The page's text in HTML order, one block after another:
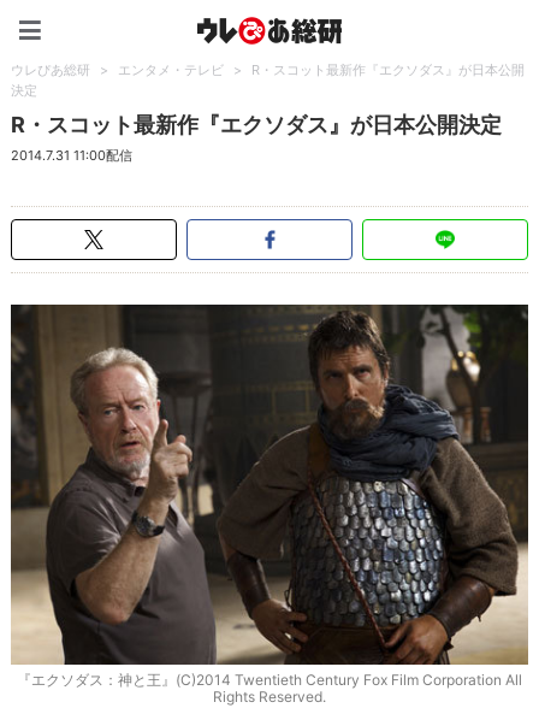
ウレぴあ総研 > エンタメ・テレビ >
R・スコット最新作『エクソダス』が日本公開
決定
R・スコット最新作『エクソダス』が日本公開決定
2014.7.31 11:00配信
『エクソダス：神と王』(C)2014 Twentieth Century Fox Film Corporation All
Rights Reserved.